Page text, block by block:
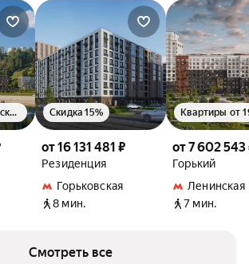
Дополнительная скидка 1.5%
от 16 131 481 ₽
Резиденция
Горьковская
8 мин.
Скидка 15%
от 7 602 543
Горький
Ленинская
7 мин.
Смотреть все